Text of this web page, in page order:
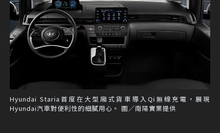
Hyundai Staria首度在大型廂式貨車導入Qi無線充電，展現
Hyundai汽車對便利性的細膩用心。 圖／南陽實業提供